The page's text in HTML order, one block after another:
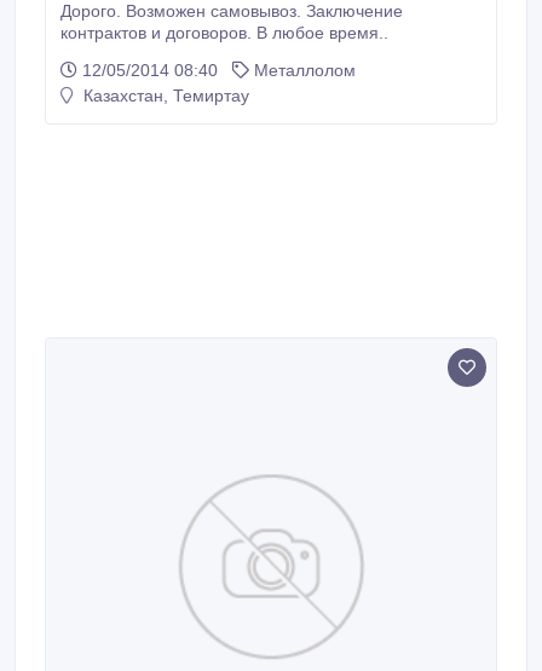
Дорого. Возможен самовывоз. Заключение
контрактов и договоров. В любое время..
12/05/2014 08:40
Металлолом
Казахстан, Темиртау